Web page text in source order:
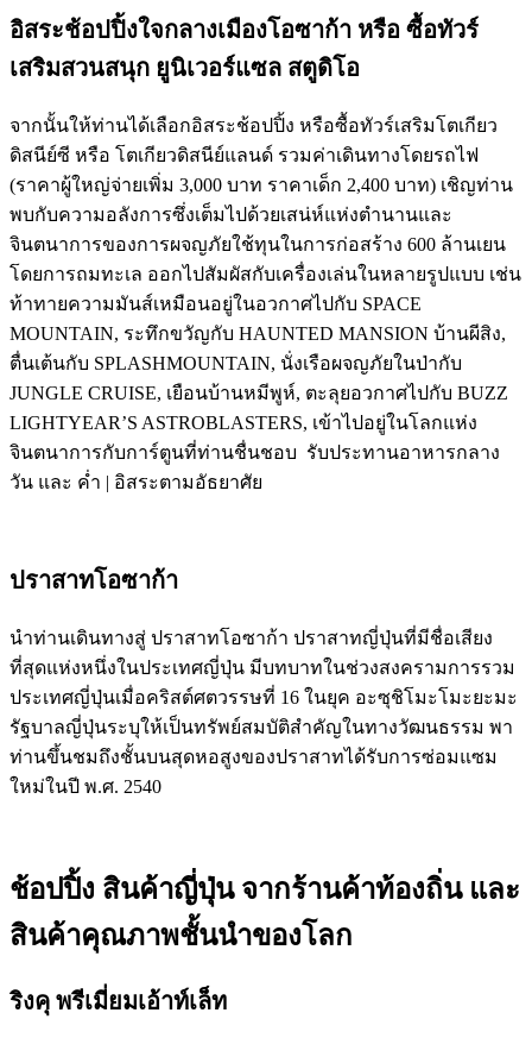
อิสระช้อปปิ้งใจกลางเมืองโอซาก้า หรือ ซื้อทัวร์
เสริมสวนสนุก ยูนิเวอร์แซล สตูดิโอ
จากนั้นให้ท่านได้เลือกอิสระช้อปปิ้ง หรือซื้อทัวร์เสริมโตเกียว
ดิสนีย์ซี หรือ โตเกียวดิสนีย์แลนด์ รวมค่าเดินทางโดยรถไฟ
(ราคาผู้ใหญ่จ่ายเพิ่ม 3,000 บาท ราคาเด็ก 2,400 บาท) เชิญท่าน
พบกับความอลังการซึ่งเต็มไปด้วยเสน่ห์แห่งตำนานและ
จินตนาการของการผจญภัยใช้ทุนในการก่อสร้าง 600 ล้านเยน
โดยการถมทะเล ออกไปสัมผัสกับเครื่องเล่นในหลายรูปแบบ เช่น
ท้าทายความมันส์เหมือนอยู่ในอวกาศไปกับ SPACE
MOUNTAIN, ระทึกขวัญกับ HAUNTED MANSION บ้านผีสิง,
ตื่นเต้นกับ SPLASHMOUNTAIN, นั่งเรือผจญภัยในป่ากับ
JUNGLE CRUISE, เยือนบ้านหมีพูห์, ตะลุยอวกาศไปกับ BUZZ
LIGHTYEAR’S ASTROBLASTERS, เข้าไปอยู่ในโลกแห่ง
จินตนาการกับการ์ตูนที่ท่านชื่นชอบ รับประทานอาหารกลาง
วัน และ ค่ำ | อิสระตามอัธยาศัย
ปราสาทโอซาก้า
นำท่านเดินทางสู่ ปราสาทโอซาก้า ปราสาทญี่ปุ่นที่มีชื่อเสียง
ที่สุดแห่งหนึ่งในประเทศญี่ปุ่น มีบทบาทในช่วงสงครามการรวม
ประเทศญี่ปุ่นเมื่อคริสต์ศตวรรษที่ 16 ในยุค อะซุชิโมะโมะยะมะ
รัฐบาลญี่ปุ่นระบุให้เป็นทรัพย์สมบัติสำคัญในทางวัฒนธรรม พา
ท่านขึ้นชมถึงชั้นบนสุดหอสูงของปราสาทได้รับการซ่อมแซม
ใหม่ในปี พ.ศ. 2540
ช้อปปิ้ง สินค้าญี่ปุ่น จากร้านค้าท้องถิ่น และ
สินค้าคุณภาพชั้นนำของโลก
ริงคุ พรีเมี่ยมเอ้าท์เล็ท